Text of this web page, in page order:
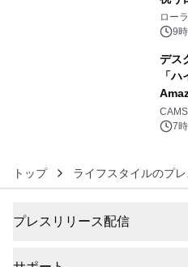
を展
催
アー
メ
ロー
9
デス
「
7
トップ ライフスタイルのプ
プレスリリース配信